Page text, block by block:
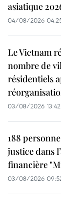
asiatique
04/08/2026
Le Vietnam
nombre de
résidentiels
03/08/2026 13:42
188
justice dans
financière
03/08/2026